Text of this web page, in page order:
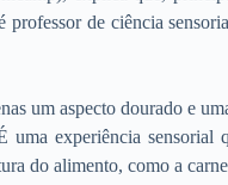
de ciência
um aspecto dourado e
experiência
do alimento, como a